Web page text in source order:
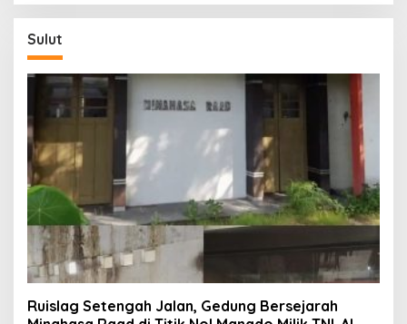
Sulut
Ruislag Setengah Jalan, Gedung Bersejarah